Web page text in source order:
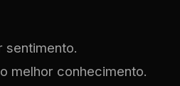
sentimento.
melhor conhecimento.